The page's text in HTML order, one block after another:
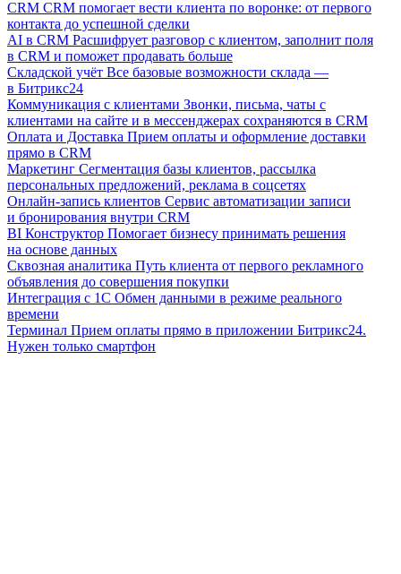
CRM CRM помогает вести клиента по воронке: от первого
контакта до успешной сделки
AI в CRM Расшифрует разговор с клиентом, заполнит поля
в CRM и поможет продавать больше
Складской учёт Все базовые возможности склада —
в Битрикс24
Коммуникация с клиентами Звонки, письма, чаты с
клиентами на сайте и в мессенджерах сохраняются в CRM
Оплата и Доставка Прием оплаты и оформление доставки
прямо в CRM
Маркетинг Сегментация базы клиентов, рассылка
персональных предложений, реклама в соцсетях
Онлайн-запись клиентов Сервис автоматизации записи
и бронирования внутри CRM
BI Конструктор Помогает бизнесу принимать решения
на основе данных
Сквозная аналитика Путь клиента от первого рекламного
объявления до совершения покупки
Интеграция с 1С Обмен данными в режиме реального
времени
Терминал Прием оплаты прямо в приложении Битрикс24.
Нужен только смартфон